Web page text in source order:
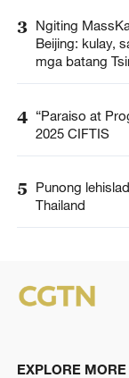
3 Ngiting
Beijing: kulay,
mga batang
4 “Paraiso at
2025 CIFTIS
5
Punong
Thailand
EXPLORE MORE